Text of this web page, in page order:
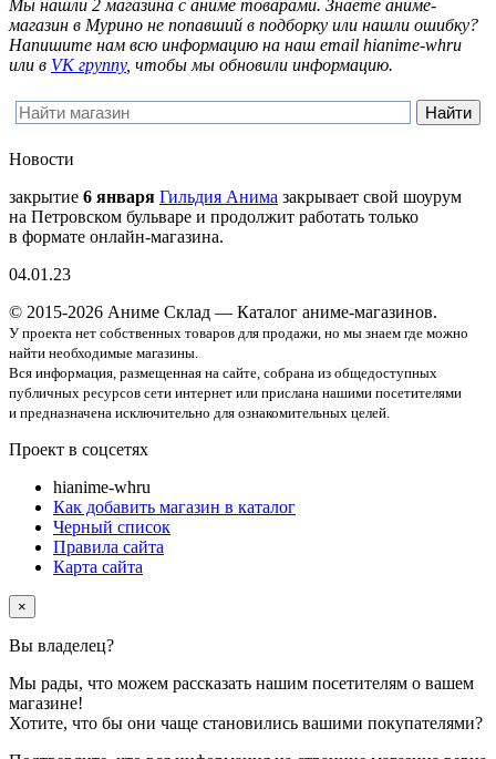
Мы нашли 2 магазина с аниме товарами. Знаете аниме-
магазин в Мурино не попавший в подборку или нашли ошибку?
Напишите нам всю информацию на наш email hianime-whru
или в VK группу, чтобы мы обновили информацию.
Новости
закрытие 6 января Гильдия Анима закрывает свой шоурум
на Петровском бульваре и продолжит работать только
в формате онлайн-магазина.
04.01.23
© 2015-2026 Аниме Склад — Каталог аниме-магазинов.
У проекта нет собственных товаров для продажи, но мы знаем где можно
найти необходимые магазины.
Вся информация, размещенная на сайте, собрана из общедоступных
публичных ресурсов сети интернет или прислана нашими посетителями
и предназначена исключительно для ознакомительных целей.
Проект в соцсетях
hianime-whru
Как добавить магазин в каталог
Черный список
Правила сайта
Карта сайта
×
Вы владелец?
Мы рады, что можем рассказать нашим посетителям о вашем
магазине!
Хотите, что бы они чаще становились вашими покупателями?